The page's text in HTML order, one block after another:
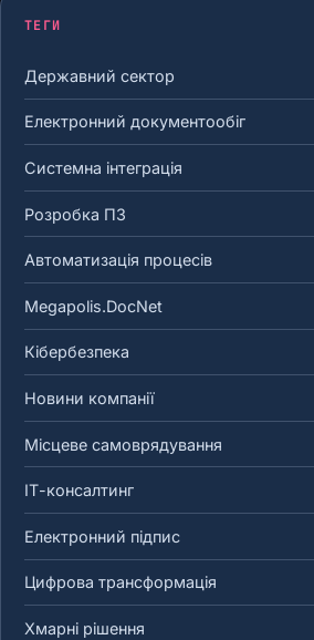
ТЕГИ
Державний сектор
Електронний документообіг
Системна інтеграція
Розробка ПЗ
Автоматизація процесів
Megapolis.DocNet
Кібербезпека
Новини компанії
Місцеве самоврядування
ІТ-консалтинг
Електронний підпис
Цифрова трансформація
Хмарні рішення